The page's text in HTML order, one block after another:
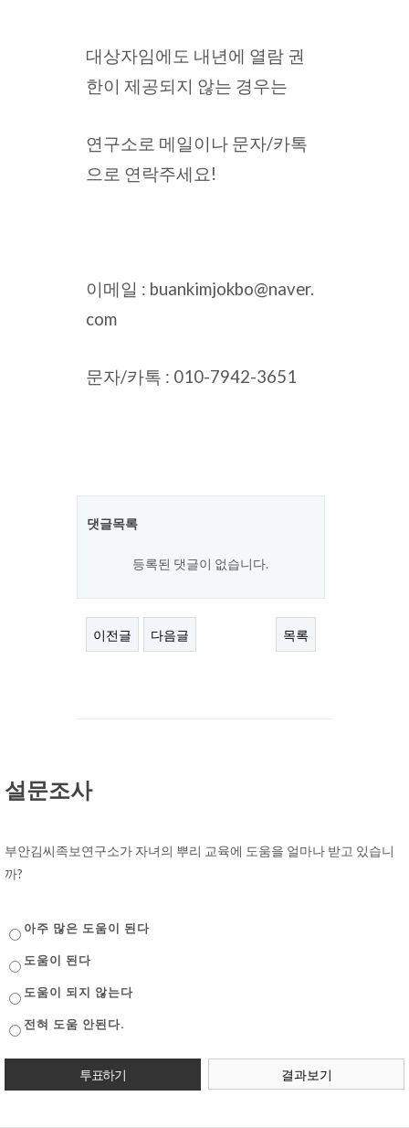
대상자임에도 내년에 열람 권
한이 제공되지 않는 경우는
연구소로 메일이나 문자/카톡
으로 연락주세요!
이메일 : buankimjokbo@naver.
com
문자/카톡 : 010-7942-3651
댓글목록
등록된 댓글이 없습니다.
이전글 다음글 목록
설문조사
부안김씨족보연구소가 자녀의 뿌리 교육에 도움을 얼마나 받고 있습니
까?
아주 많은 도움이 된다
도움이 된다
도움이 되지 않는다
전혀 도움 안된다.
결과보기